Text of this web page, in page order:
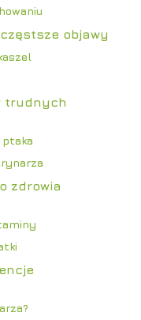
objawy
trudnych
zdrowia